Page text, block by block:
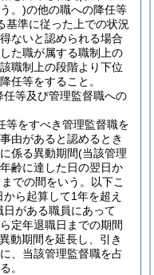
。)の他の職への降任等
基準に従った上での状況
ないと認められる場合
た職が属する職制上の
職制上の段階より下位
任等をすること。
等及び管理監督職への
等をすべき管理監督職を
由があると認めるとき
係る異動期間(当該管理
齢に達した日の翌日か
での間をいう。以下こ
ら起算して1年を超え
がある職員にあって
定年退職日までの期間
動期間を延長し、引き
、当該管理監督職を占
。